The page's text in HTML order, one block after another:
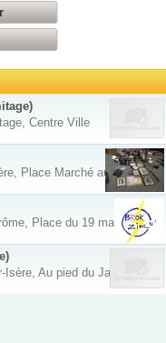
Centre Ville
Place Marché aux Fruits
Place du 19 mars 1962
Au pied du Jacquemart